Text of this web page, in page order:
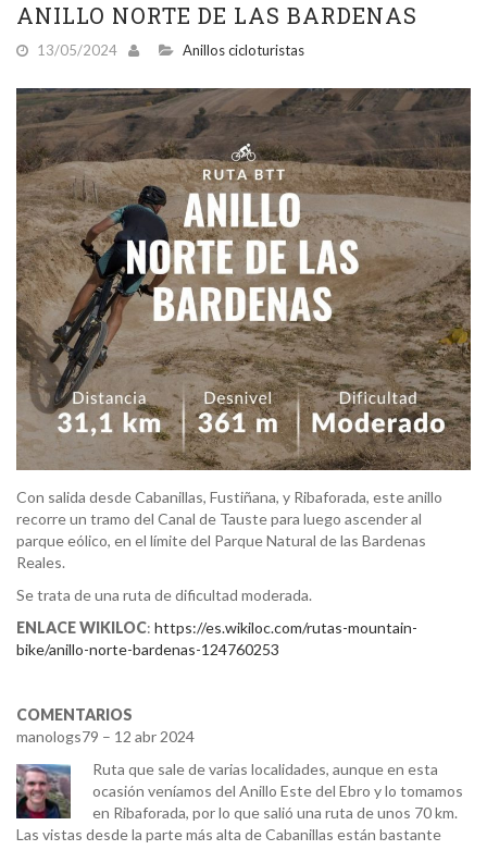
ANILLO NORTE DE LAS BARDENAS
13/05/2024 Anillos cicloturistas
Con salida desde Cabanillas, Fustiñana, y Ribaforada, este anillo
recorre un tramo del Canal de Tauste para luego ascender al
parque eólico, en el límite del Parque Natural de las Bardenas
Reales.
Se trata de una ruta de dificultad moderada.
ENLACE WIKILOC: https://es.wikiloc.com/rutas-mountain-
bike/anillo-norte-bardenas-124760253
COMENTARIOS
manologs79 – 12 abr 2024
Ruta que sale de varias localidades, aunque en esta
ocasión veníamos del Anillo Este del Ebro y lo tomamos
en Ribaforada, por lo que salió una ruta de unos 70 km.
Las vistas desde la parte más alta de Cabanillas están bastante